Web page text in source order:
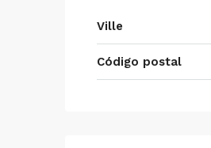
Ville
Código postal